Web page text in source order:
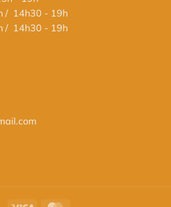
/ 14h30 - 19h
/ 14h30 - 19h